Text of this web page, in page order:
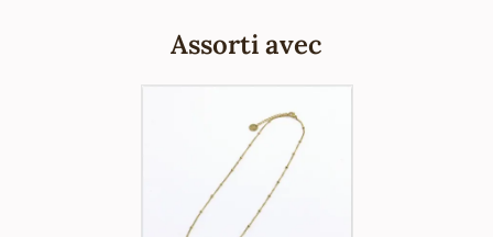
aux lois françaises et européennes).
Assorti avec